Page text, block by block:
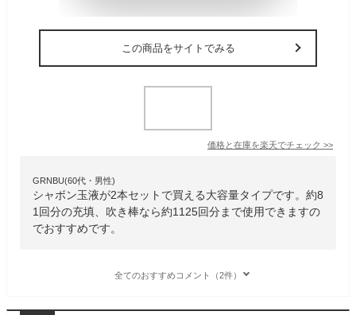
この商品をサイトでみる
価格と在庫を楽天でチェック >>
GRNBU(60代・男性)
シャボン玉液が2本セットで買える大容量タイプです。約8
1回分の充填、吹き棒なら約1125回分まで使用できますの
でおすすめです。
全てのおすすめコメント（2件）